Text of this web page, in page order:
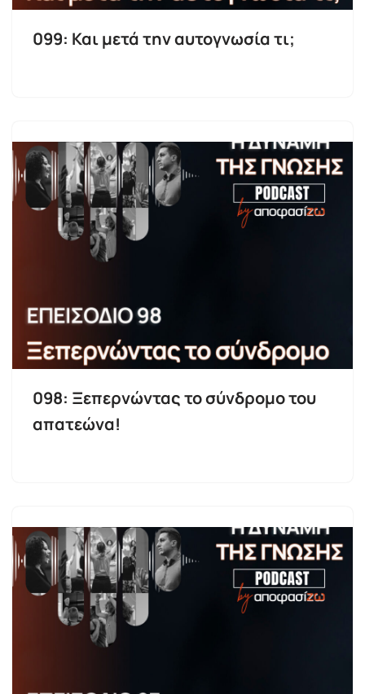
099: Και μετά την αυτογνωσία τι;
098: Ξεπερνώντας το σύνδρομο του
απατεώνα!